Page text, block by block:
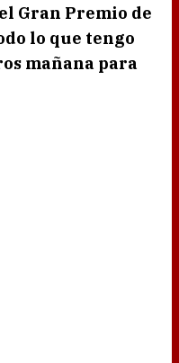
Gran Premio de
lo que tengo
mañana para